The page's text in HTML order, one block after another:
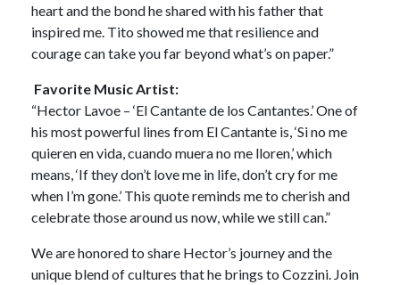
heart and the bond he shared with his father that
inspired me. Tito showed me that resilience and
courage can take you far beyond what’s on paper.”
Favorite Music Artist:
“Hector Lavoe – ‘El Cantante de los Cantantes.’ One of
his most powerful lines from El Cantante is, ‘Si no me
quieren en vida, cuando muera no me lloren,’ which
means, ‘If they don’t love me in life, don’t cry for me
when I’m gone.’ This quote reminds me to cherish and
celebrate those around us now, while we still can.”
We are honored to share Hector’s journey and the
unique blend of cultures that he brings to Cozzini. Join